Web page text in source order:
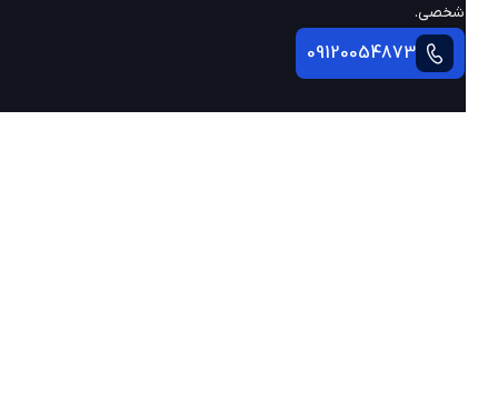
شخصی.
09120054873